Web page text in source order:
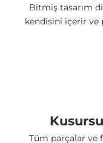
Bitmiş tasarım
kendisini içerir ve
Tüm parçalar